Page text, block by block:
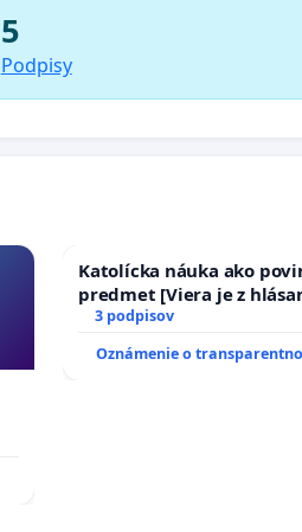
5
Podpisy
Katolícka náuka ako
predmet [Viera je z
17)]
3 podpisov
Oznámenie o